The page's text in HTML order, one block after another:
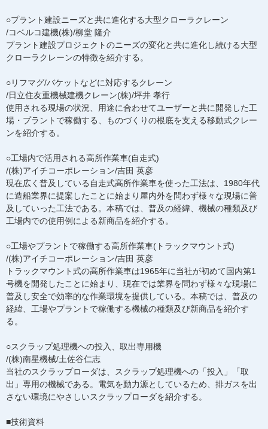
○プラント建設ニーズと共に進化する大型クローラクレーン
/コベルコ建機(株)/柳堂 隆介
プラント建設プロジェクトのニーズの変化と共に進化し続ける大型
クローラクレーンの特徴を紹介する。
○リフマグ/バケットなどに対応するクレーン
/日立住友重機械建機クレーン(株)/坪井 孝行
使用される現場の状況、用途に合わせてユーザーと共に開発した工
場・プラントで稼働する、ものづくりの根底を支える移動式クレー
ンを紹介する。
○工場内で活用される高所作業車(自走式)
/(株)アイチコーポレーション/吉田 英彦
現在広く普及している自走式高所作業車を使った工法は、1980年代
に造船業界に提案したことに始まり屋内外を問わず様々な現場に普
及していった工法である。本稿では、普及の経緯、機械の種類及び
工場内での使用例による新商品を紹介する。
○工場やプラントで稼働する高所作業車(トラックマウント式)
/(株)アイチコーポレーション/吉田 英彦
トラックマウント式の高所作業車は1965年に当社が初めて国内第1
号機を開発したことに始まり、現在では業界を問わず様々な現場に
普及し安全で効率的な作業環境を提供している。本稿では、普及の
経緯、工場やプラントで稼働する機械の種類及び新商品を紹介す
る。
○スクラップ処理機への投入、取出専用機
/(株)南星機械/土佐谷仁志
当社のスクラップローダは、スクラップ処理機への「投入」「取
出」専用の機械である。電気を動力源としているため、排ガスを出
さない環境にやさしいスクラップローダを紹介する。
■技術資料